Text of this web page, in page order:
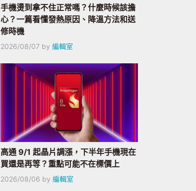
手機燙到拿不住正常嗎？什麼時候該擔
心？一篇看懂發熱原因、降溫方法和送
修時機
2026/08/07 by 編輯室
高通 9/1 起晶片調漲，下半年手機現在
買還是再等？重點可能不在標價上
2026/08/06 by 編輯室